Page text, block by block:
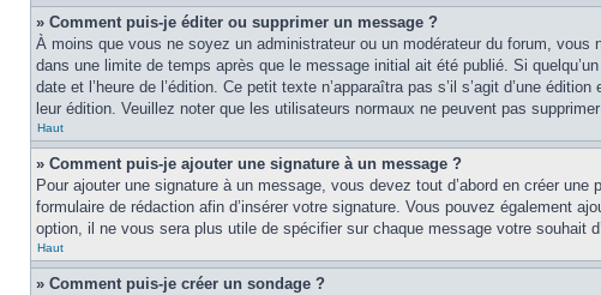
» Comment puis-je éditer ou supprimer un message ?
À moins que vous ne soyez un administrateur ou un modérateur du forum,
dans une limite de temps après que le message initial ait été publié. Si
date et l’heure de l’édition. Ce petit texte n’apparaîtra pas s’il s’agit d’une
leur édition. Veuillez noter que les utilisateurs normaux ne peuvent pas
Haut
» Comment puis-je ajouter une signature à un message ?
Pour ajouter une signature à un message, vous devez tout d’abord en créer
formulaire de rédaction afin d’insérer votre signature. Vous pouvez également
option, il ne vous sera plus utile de spécifier sur chaque message votre souhait
Haut
» Comment puis-je créer un sondage ?